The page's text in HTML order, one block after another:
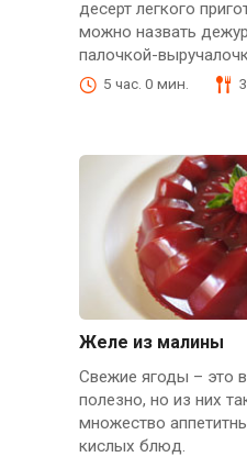
десерт легкого
можно назвать
палочкой-
5 час. 0 мин. 3
Желе из малины
Свежие ягоды – это
полезно, но из них
множество
кислых блюд.